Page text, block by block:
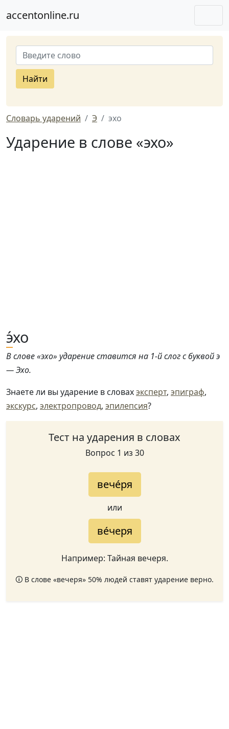
accentonline.ru
Найти
Словарь ударений Э эхо
Ударение в слове «эхо»
э́хо
В слове «эхо» ударение ставится на 1-й слог с буквой э
— Эхо.
Знаете ли вы ударение в словахэксперт, эпиграф,
экскурс, электропровод, эпилепсия?
Тест на ударения в словах
Вопрос 1 из 30
вече́ря
или
ве́черя
Например: Тайная вечеря.
🛈 В слове «вечеря» 50% людей ставят ударение верно.